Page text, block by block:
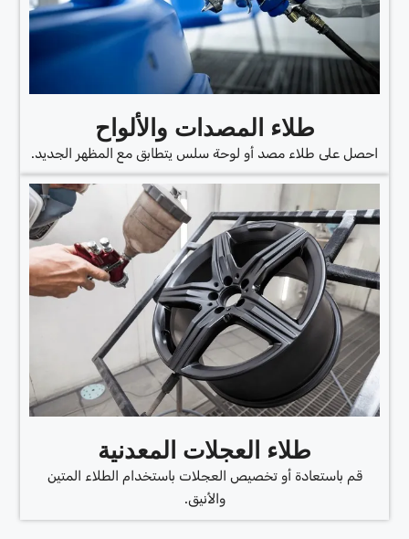
طلاء المصدات والألواح
احصل على طلاء مصد أو لوحة سلس يتطابق مع المظهر الجديد.
طلاء العجلات المعدنية
قم باستعادة أو تخصيص العجلات باستخدام الطلاء المتين
والأنيق.